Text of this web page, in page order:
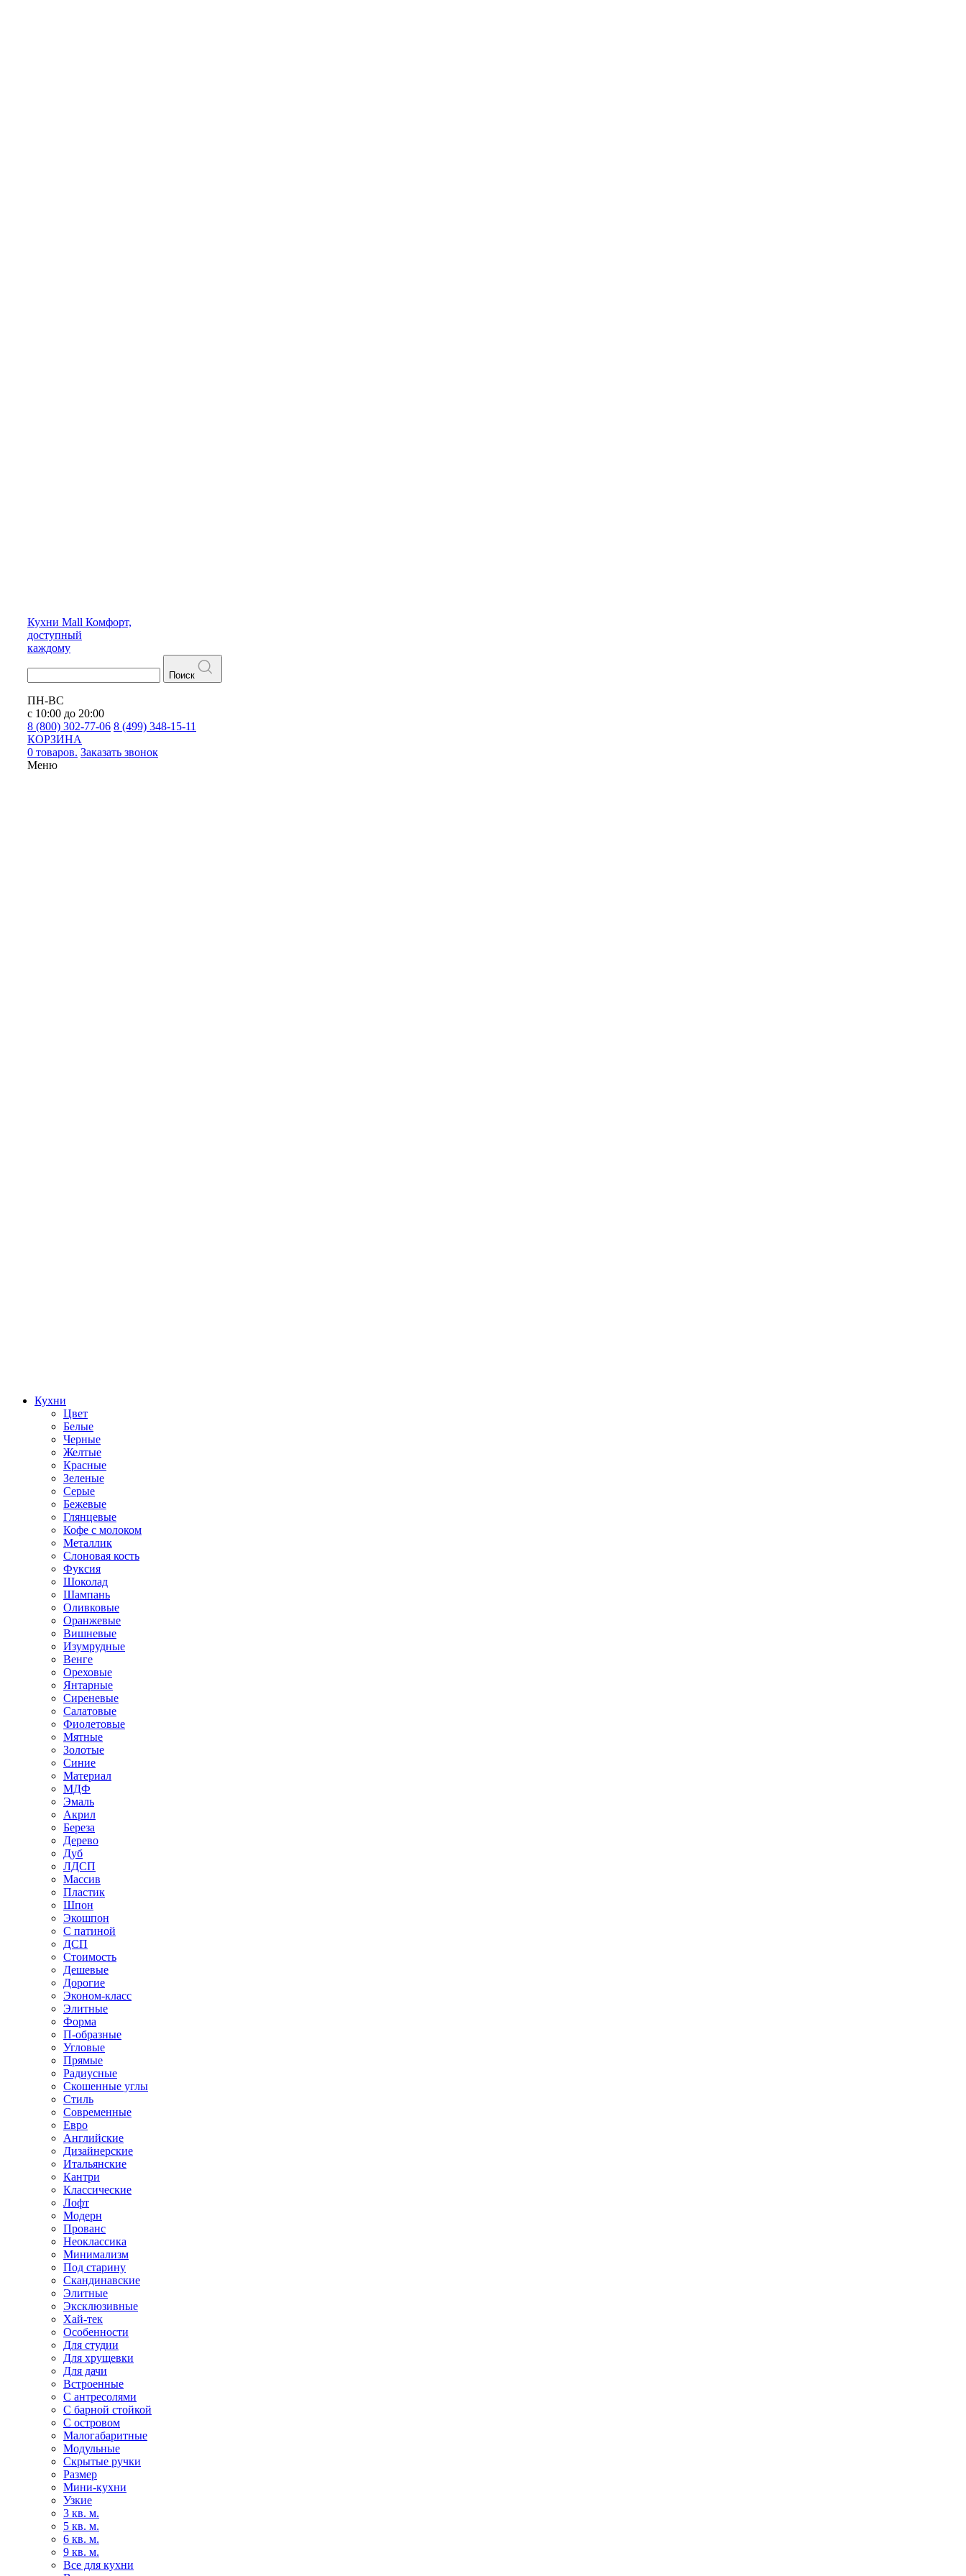
Кухни Mall Комфорт,
доступный
каждому
Поиск
ПН-ВС
с 10:00 до 20:00
8 (800) 302-77-06 8 (499) 348-15-11
КОРЗИНА
0 товаров. Заказать звонок
Меню
Кухни
Цвет
Белые
Черные
Желтые
Красные
Зеленые
Серые
Бежевые
Глянцевые
Кофе с молоком
Металлик
Слоновая кость
Фуксия
Шоколад
Шампань
Оливковые
Оранжевые
Вишневые
Изумрудные
Венге
Ореховые
Янтарные
Сиреневые
Салатовые
Фиолетовые
Мятные
Золотые
Синие
Материал
МДФ
Эмаль
Акрил
Береза
Дерево
Дуб
ЛДСП
Массив
Пластик
Шпон
Экошпон
С патиной
ДСП
Стоимость
Дешевые
Дорогие
Эконом-класс
Элитные
Форма
П-образные
Угловые
Прямые
Радиусные
Скошенные углы
Стиль
Современные
Евро
Английские
Дизайнерские
Итальянские
Кантри
Классические
Лофт
Модерн
Прованс
Неоклассика
Минимализм
Под старину
Скандинавские
Элитные
Эксклюзивные
Хай-тек
Особенности
Для студии
Для хрущевки
Для дачи
Встроенные
С антресолями
С барной стойкой
С островом
Малогабаритные
Модульные
Скрытые ручки
Размер
Мини-кухни
Узкие
3 кв. м.
5 кв. м.
6 кв. м.
9 кв. м.
Все для кухни